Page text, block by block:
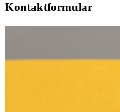
Kontaktformular